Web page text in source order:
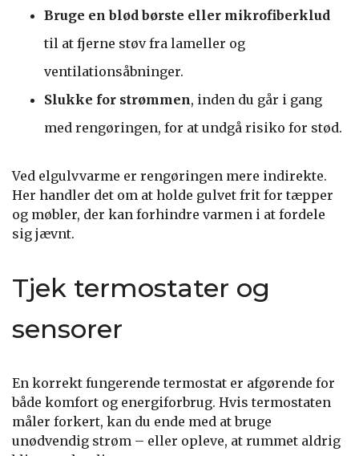
Bruge en blød børste eller mikrofiberklud
til at fjerne støv fra lameller og
ventilationsåbninger.
Slukke for strømmen, inden du går i gang
med rengøringen, for at undgå risiko for stød.
Ved elgulvvarme er rengøringen mere indirekte.
Her handler det om at holde gulvet frit for tæpper
og møbler, der kan forhindre varmen i at fordele
sig jævnt.
Tjek termostater og
sensorer
En korrekt fungerende termostat er afgørende for
både komfort og energiforbrug. Hvis termostaten
måler forkert, kan du ende med at bruge
unødvendig strøm – eller opleve, at rummet aldrig